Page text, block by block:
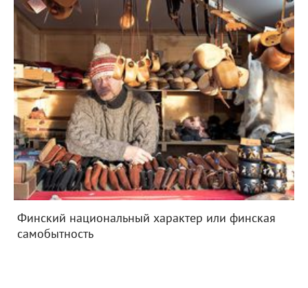
Финский национальный характер или финская
самобытность